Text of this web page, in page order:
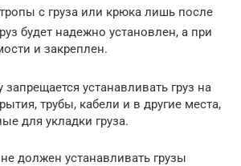
с груза или крюка лишь после
будет надежно установлен, а при
и закреплен.
устанавливать груз на
трубы, кабели и в другие места,
для укладки груза.
должен устанавливать грузы